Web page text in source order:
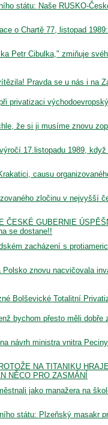
státu: Naše RUSKO-
o Chartě 77, listopad
Petr Cibulka," zmiňuje
Pravda se u nás i na
privatizaci
že si ji musíme znovu
17.listopadu 1989,
causu
zločinu v nejvyšší
ČESKÉ GUBERNIE
se dostane!!
zacházení s
znovu nacvičovala
Bolševické Totalitní
bychom přesto měli
návrh ministra vnitra
NA TITANIKU
NĚCO PRO ZASMÁNÍ
jako manažera na
státu: Plzeňský masakr